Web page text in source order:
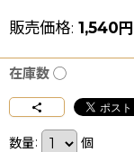
販売価格: 1,540円
在庫数 ◯
数量: 個